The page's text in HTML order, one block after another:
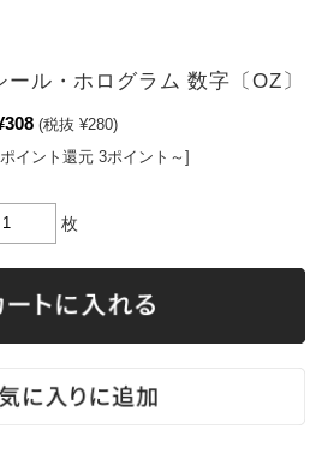
ル・ホログラム 数字〔OZ〕
(税抜 ¥280)
イント還元 3ポイント～]
枚